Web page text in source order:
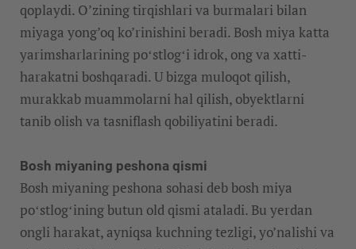
qoplaydi. O’zining tirqishlari va burmalari bilan
miyaga yong’oq ko’rinishini beradi. Bosh miya katta
yarimsharlarining poʻstlogʻi idrok, ong va xatti-
harakatni boshqaradi. U bizga muloqot qilish,
murakkab muammolarni hal qilish, obyektlarni
tanib olish va tasniflash qobiliyatini beradi.
Bosh miyaning peshona qismi
Bosh miyaning peshona sohasi deb bosh miya
poʻstlogʻining butun old qismi ataladi. Bu yerdan
ongli harakat, ayniqsa kuchning tezligi, yo’nalishi va